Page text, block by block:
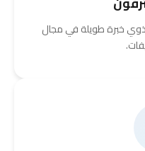
خبرة طويلة في مجال